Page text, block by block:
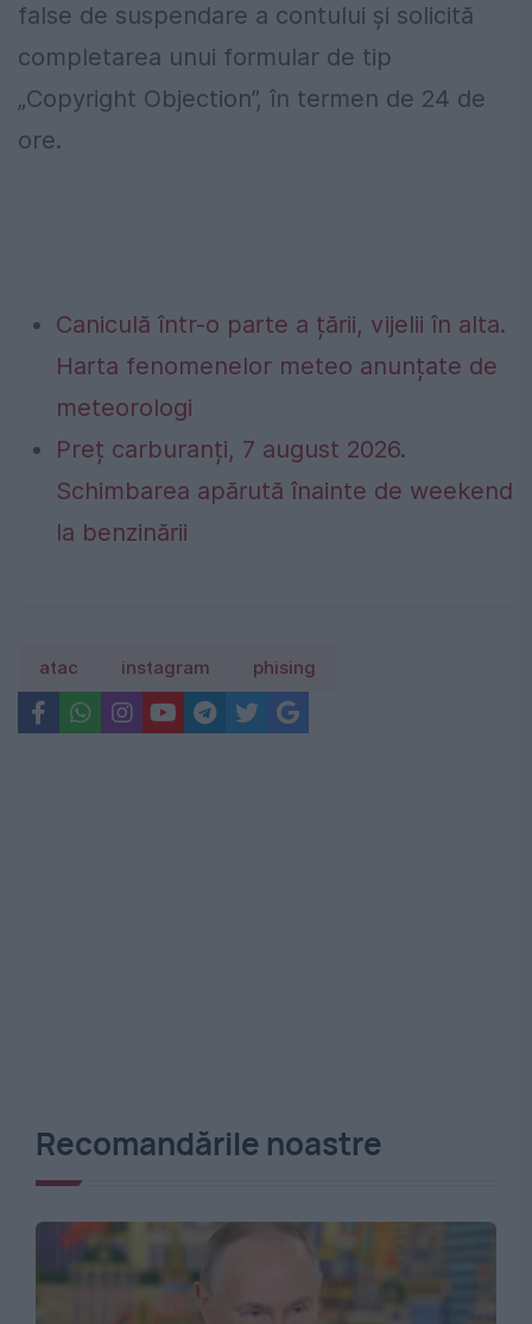
false de suspendare a contului și solicită
completarea unui formular de tip
„Copyright Objection”, în termen de 24 de
ore.
Caniculă într-o parte a țării, vijelii în alta.
Harta fenomenelor meteo anunțate de
meteorologi
Preț carburanți, 7 august 2026.
Schimbarea apărută înainte de weekend
la benzinării
atac instagram phising
Recomandările noastre